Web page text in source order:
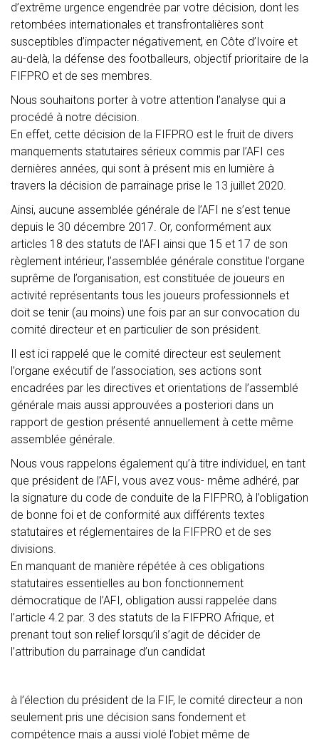
d’extrême urgence engendrée par votre décision, dont les
retombées internationales et transfrontalières sont
susceptibles d’impacter négativement, en Côte d’Ivoire et
au-delà, la défense des footballeurs, objectif prioritaire de la
FIFPRO et de ses membres.
Nous souhaitons porter à votre attention l’analyse qui a
procédé à notre décision.
En effet, cette décision de la FIFPRO est le fruit de divers
manquements statutaires sérieux commis par l’AFI ces
dernières années, qui sont à présent mis en lumière à
travers la décision de parrainage prise le 13 juillet 2020.
Ainsi, aucune assemblée générale de l’AFI ne s’est tenue
depuis le 30 décembre 2017. Or, conformément aux
articles 18 des statuts de l’AFI ainsi que 15 et 17 de son
règlement intérieur, l’assemblée générale constitue l’organe
suprême de l’organisation, est constituée de joueurs en
activité représentants tous les joueurs professionnels et
doit se tenir (au moins) une fois par an sur convocation du
comité directeur et en particulier de son président.
Il est ici rappelé que le comité directeur est seulement
l’organe exécutif de l’association, ses actions sont
encadrées par les directives et orientations de l’assemblé
générale mais aussi approuvées a posteriori dans un
rapport de gestion présenté annuellement à cette même
assemblée générale.
Nous vous rappelons également qu’à titre individuel, en tant
que président de l’AFI, vous avez vous- même adhéré, par
la signature du code de conduite de la FIFPRO, à l’obligation
de bonne foi et de conformité aux différents textes
statutaires et réglementaires de la FIFPRO et de ses
divisions.
En manquant de manière répétée à ces obligations
statutaires essentielles au bon fonctionnement
démocratique de l’AFI, obligation aussi rappelée dans
l’article 4.2 par. 3 des statuts de la FIFPRO Afrique, et
prenant tout son relief lorsqu’il s’agit de décider de
l’attribution du parrainage d’un candidat
à l’élection du président de la FIF, le comité directeur a non
seulement pris une décision sans fondement et
compétence mais a aussi violé l’objet même de